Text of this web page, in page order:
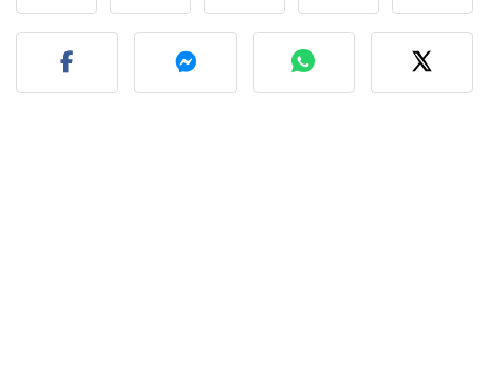
Fez esta receita?